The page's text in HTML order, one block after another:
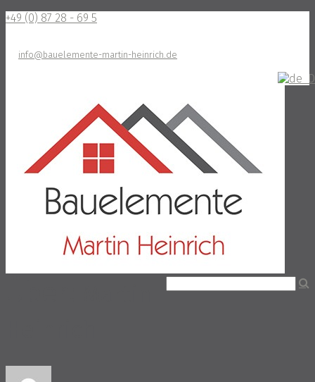
+49 (0) 87 28 - 69 5
info@bauelemente-martin-heinrich.de